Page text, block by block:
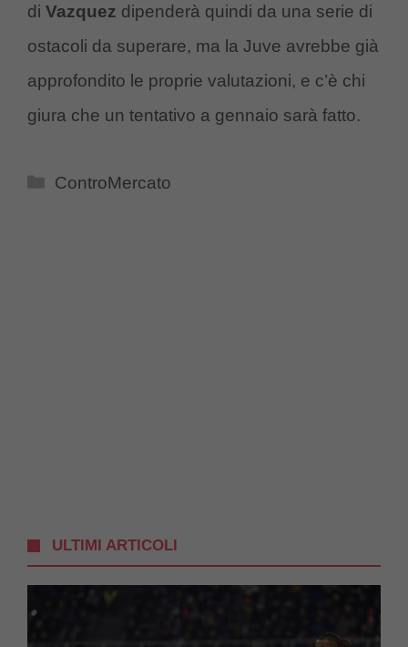
di Vazquez dipenderà quindi da una serie di
ostacoli da superare, ma la Juve avrebbe già
approfondito le proprie valutazioni, e c’è chi
giura che un tentativo a gennaio sarà fatto.
Categorie
ControMercato
ULTIMI ARTICOLI